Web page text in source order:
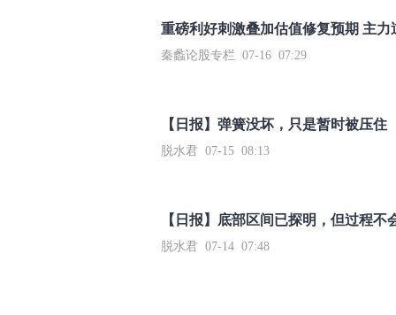
秦蠡论股专栏 07-16 07:29
【日报】弹簧没坏，只是暂时被压住
脱水君 07-15 08:13
【日报】底部区间已探明，但过程不
脱水君 07-14 07:48